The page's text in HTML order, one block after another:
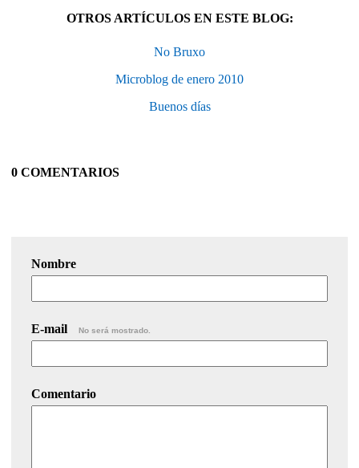
OTROS ARTÍCULOS EN ESTE BLOG:
No Bruxo
Microblog de enero 2010
Buenos días
0 COMENTARIOS
Nombre
E-mail No será mostrado.
Comentario